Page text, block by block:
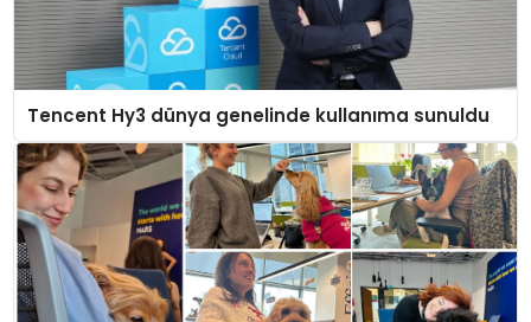
Tencent Hy3 dünya genelinde kullanıma sunuldu